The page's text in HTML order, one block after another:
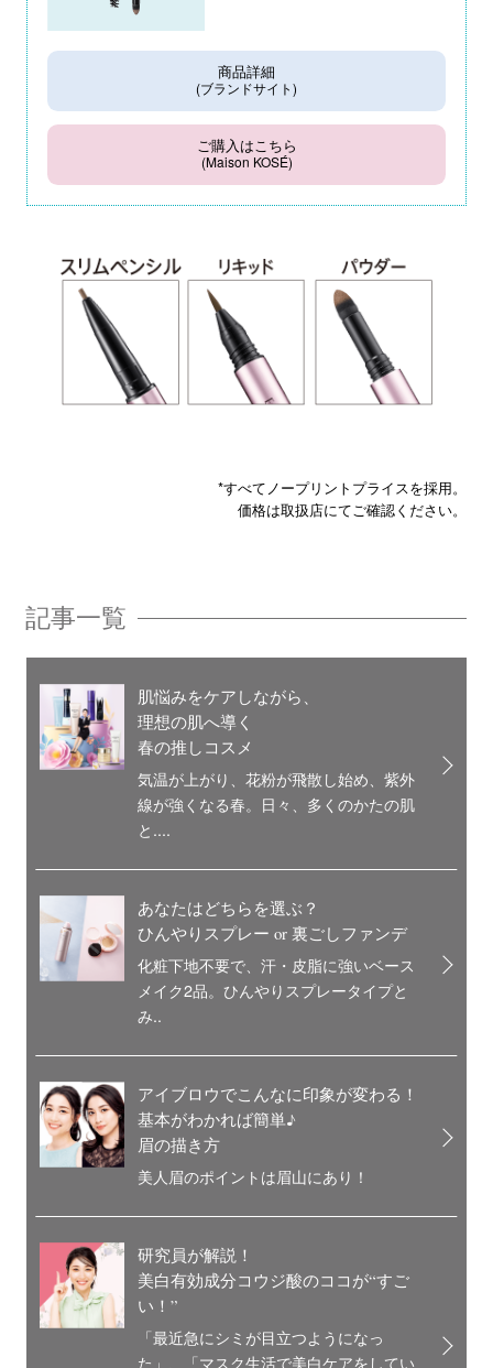
商品詳細
(ブランドサイト)
ご購入はこちら
(Maison KOSÉ)
*すべてノープリントプライスを採用。
価格は取扱店にてご確認ください。
記事一覧
肌悩みをケアしながら、
理想の肌へ導く
春の推しコスメ
気温が上がり、花粉が飛散し始め、紫外
線が強くなる春。日々、多くのかたの肌
と....
あなたはどちらを選ぶ？
ひんやりスプレー or 裏ごしファンデ
化粧下地不要で、汗・皮脂に強いベース
メイク2品。ひんやりスプレータイプと
み..
アイブロウでこんなに印象が変わる！
基本がわかれば簡単♪
眉の描き方
美人眉のポイントは眉山にあり！
研究員が解説！
美白有効成分コウジ酸のココが“すご
い！”
「最近急にシミが目立つようになっ
た」、「マスク生活で美白ケアをしてい